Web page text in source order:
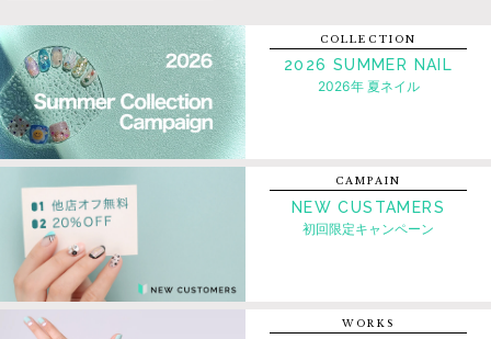
COLLECTION
2026 SUMMER NAIL
2026年 夏ネイル
CAMPAIN
NEW CUSTAMERS
初回限定キャンペーン
WORKS